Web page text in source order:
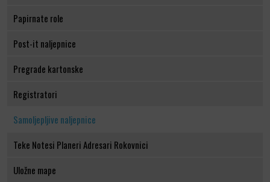
Papirnate role
Post-it naljepnice
Pregrade kartonske
Registratori
Samoljepljive naljepnice
Teke Notesi Planeri Adresari Rokovnici
Uložne mape